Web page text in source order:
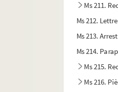
Ms 211.
Ms 212.
Ms 213.
Ms 214.
Ms 215.
Ms 216.